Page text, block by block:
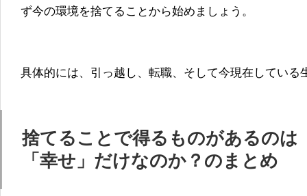
ず今の環境を捨てることから始めましょう。
具体的には、引っ越し、転職、そして今現在している
捨てることで得るものがあるのは
「幸せ」だけなのか？のまとめ